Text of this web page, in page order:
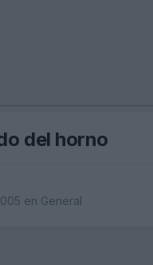
del horno
en General